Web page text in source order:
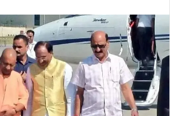
d
a
n
e
m
i